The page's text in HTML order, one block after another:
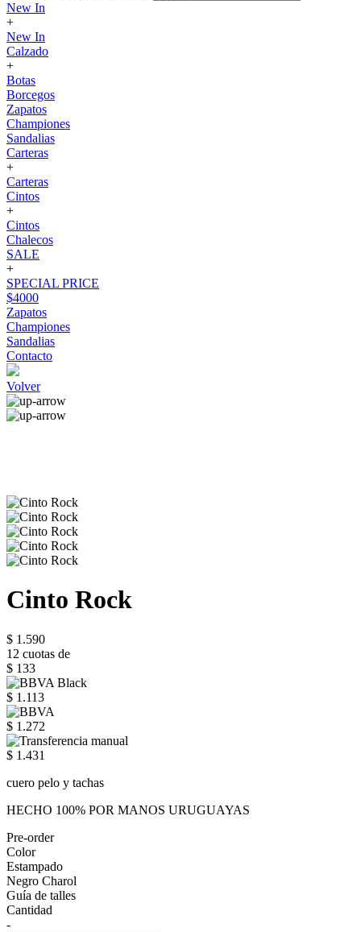
New In
+
New In
Calzado
+
Botas
Borcegos
Zapatos
Championes
Sandalias
Carteras
+
Carteras
Cintos
+
Cintos
Chalecos
SALE
+
SPECIAL PRICE
$4000
Zapatos
Championes
Sandalias
Contacto
Volver
Cinto Rock
$ 1.590
12 cuotas de
$ 133
$ 1.113
$ 1.272
$ 1.431
cuero pelo y tachas
HECHO 100% POR MANOS URUGUAYAS
Pre-order
Color
Estampado
Negro Charol
Guía de talles
Cantidad
-